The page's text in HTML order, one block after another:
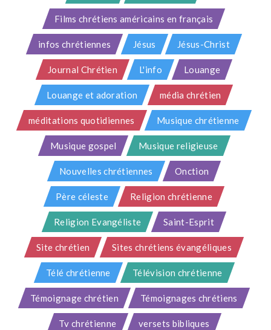
Films chrétiens américains en français
infos chrétiennes Jésus Jésus-Christ
Journal Chrétien L'info Louange
Louange et adoration média chrétien
méditations quotidiennes Musique chrétienne
Musique gospel Musique religieuse
Nouvelles chrétiennes Onction
Père céleste Religion chrétienne
Religion Evangéliste Saint-Esprit
Site chrétien Sites chrétiens évangéliques
Télé chrétienne Télévision chrétienne
Témoignage chrétien Témoignages chrétiens
Tv chrétienne versets bibliques